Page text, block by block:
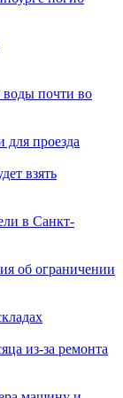
воды почти во
для проезда
взять
в Санкт-
об ограничении
из-за ремонта